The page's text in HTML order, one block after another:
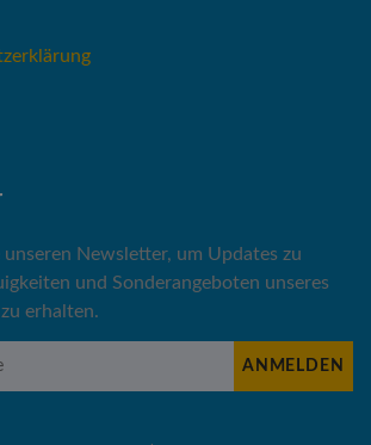
Newsletter, um Updates zu
und Sonderangeboten unseres
erhalten.
ANMELDEN